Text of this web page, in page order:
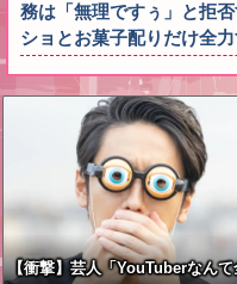
務は「無理ですぅ」と拒
ショとお菓子配りだけ全
【衝撃】芸人「YouTuberなんて